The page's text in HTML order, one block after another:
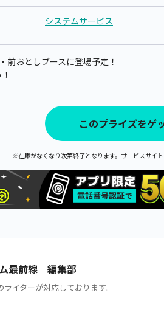
システムサービス
前おとしブースに登場予定！
このプライズをゲ
※在庫がなくなり次第終了となります。サービスサイ
最前線 編集部
イターが対応しております。